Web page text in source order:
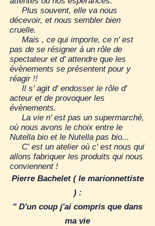
Plus souvent, elle va nous
décevoir, et nous sembler bien
cruelle.
Mais , ce qui importe, ce n' est
pas de se résigner à un rôle de
spectateur et d' attendre que les
évènements se présentent pour y
réagir !!
Il s' agit d' endosser le rôle d'
acteur et de provoquer les
évènements.
La vie n' est pas un supermarché,
où nous avons le choix entre le
Nutella bio et le Nutella pas bio...
C' est un atelier où c' est nous qui
allons fabriquer les produits qui nous
conviennent !
Pierre Bachelet ( le marionnettiste
) :
" D'un coup j'ai compris que dans
ma vie